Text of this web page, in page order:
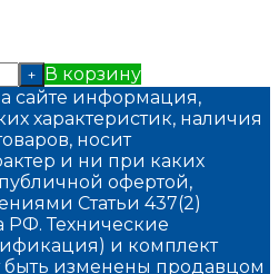
+ В корзину
сайте информация,
характеристик, наличия
носит
и ни при каких
офертой,
Статьи 437(2)
РФ. Технические
и комплект
быть изменены продавцом